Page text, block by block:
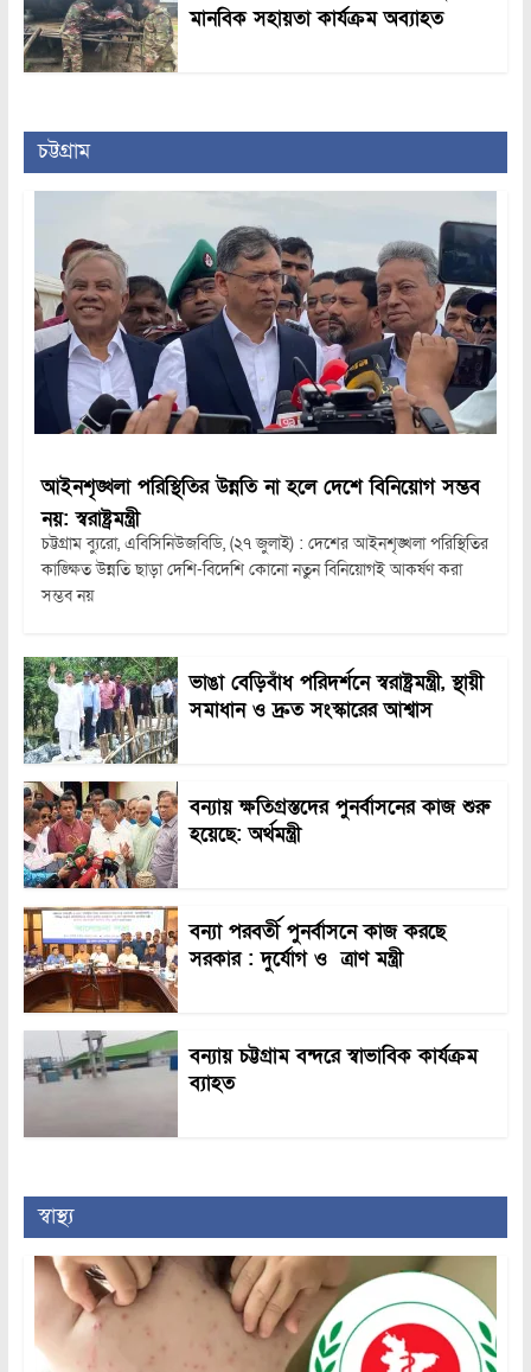
মানবিক সহায়তা কার্যক্রম অব্যাহত
চট্টগ্রাম
আইনশৃঙ্খলা পরিস্থিতির উন্নতি না হলে দেশে বিনিয়োগ সম্ভব
নয়: স্বরাষ্ট্রমন্ত্রী
চট্টগ্রাম ব্যুরো, এবিসিনিউজবিডি, (২৭ জুলাই) : দেশের আইনশৃঙ্খলা পরিস্থিতির
কাঙ্ক্ষিত উন্নতি ছাড়া দেশি-বিদেশি কোনো নতুন বিনিয়োগই আকর্ষণ করা
সম্ভব নয়
ভাঙা বেড়িবাঁধ পরিদর্শনে স্বরাষ্ট্রমন্ত্রী, স্থায়ী
সমাধান ও দ্রুত সংস্কারের আশ্বাস
বন্যায় ক্ষতিগ্রস্তদের পুনর্বাসনের কাজ শুরু
হয়েছে: অর্থমন্ত্রী
বন্যা পরবর্তী পুনর্বাসনে কাজ করছে
সরকার : দুর্যোগ ও ত্রাণ মন্ত্রী
বন্যায় চট্টগ্রাম বন্দরে স্বাভাবিক কার্যক্রম
ব্যাহত
স্বাস্থ্য